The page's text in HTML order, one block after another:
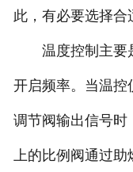
此，有必要选择合
温度控制主要是
开启频率。当温控
调节阀输出信号时
上的比例阀通过助